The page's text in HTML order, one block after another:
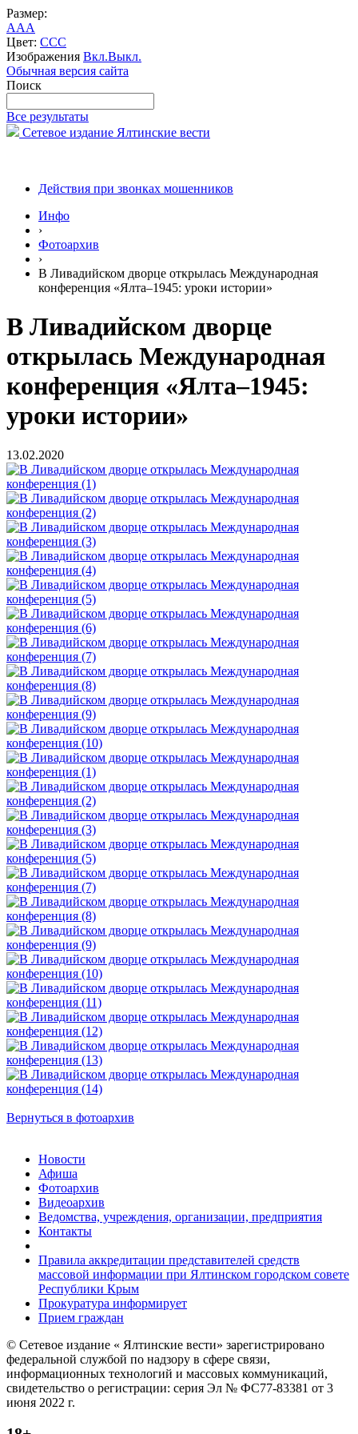
Размер:
AAA
Цвет: CCC
Изображения Вкл.Выкл.
Обычная версия сайта
Поиск
Все результаты
Сетевое издание Ялтинские вести
Действия при звонках мошенников
Инфо
›
Фотоархив
›
В Ливадийском дворце открылась Международная
конференция «Ялта–1945: уроки истории»
В Ливадийском дворце
открылась Международная
конференция «Ялта–1945:
уроки истории»
13.02.2020
Вернуться в фотоархив
Новости
Афиша
Фотоархив
Видеоархив
Ведомства, учреждения, организации, предприятия
Контакты
Правила аккредитации представителей средств
массовой информации при Ялтинском городском совете
Республики Крым
Прокуратура информирует
Прием граждан
© Сетевое издание « Ялтинские вести» зарегистрировано
федеральной службой по надзору в сфере связи,
информационных технологий и массовых коммуникаций,
свидетельство о регистрации: серия Эл № ФС77-83381 от 3
июня 2022 г.